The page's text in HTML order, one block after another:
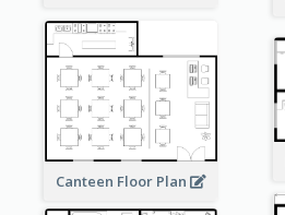
Canteen Floor Plan